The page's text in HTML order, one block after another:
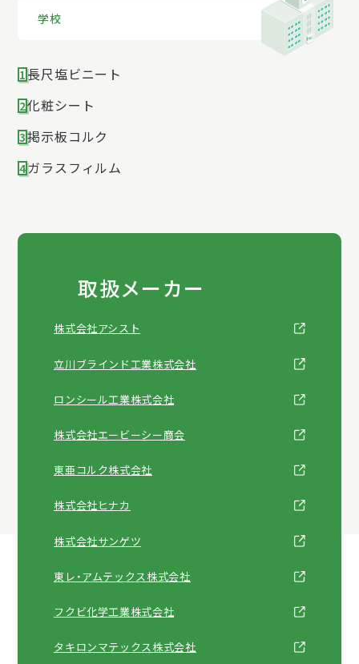
学校
1長尺塩ビニート
2化粧シート
3掲示板コルク
4ガラスフィルム
取扱メーカー
株式会社アシスト
立川ブラインド工業株式会社
ロンシール工業株式会社
株式会社エービーシー商会
東亜コルク株式会社
株式会社ヒナカ
株式会社サンゲツ
東レ・アムテックス株式会社
フクビ化学工業株式会社
タキロンマテックス株式会社